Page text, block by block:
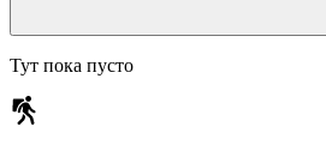
Тут пока пусто